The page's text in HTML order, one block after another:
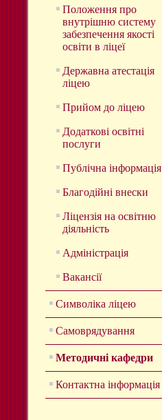
Положення про
внутрішню систему
забезпечення якості
освіти в ліцеї
Державна атестація
ліцею
Прийом до ліцею
Додаткові освітні
послуги
Публічна інформація
Благодійні внески
Ліцензія на освітню
діяльність
Адміністрація
Вакансії
Символіка ліцею
Самоврядування
Методичні кафедри
Контактна інформація